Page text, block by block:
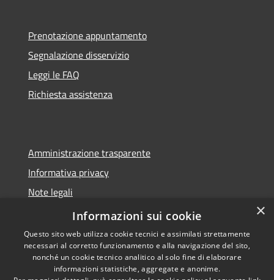
Prenotazione appuntamento
Segnalazione disservizio
Leggi le FAQ
Richiesta assistenza
Amministrazione trasparente
Informativa privacy
Note legali
Dichiarazione di accessibilità
Copyright © 2026 • Comune di
×
Informazioni sui cookie
Questo sito web utilizza cookie tecnici e assimilati strettamente
necessari al corretto funzionamento e alla navigazione del sito,
nonché un cookie tecnico analitico al solo fine di elaborare
informazioni statistiche, aggregate e anonime.